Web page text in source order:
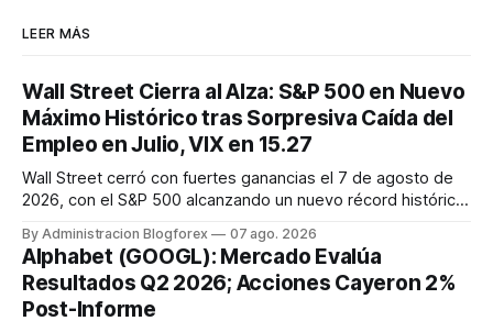
LEER MÁS
Wall Street Cierra al Alza: S&P 500 en Nuevo
Máximo Histórico tras Sorpresiva Caída del
Empleo en Julio, VIX en 15.27
Wall Street cerró con fuertes ganancias el 7 de agosto de
2026, con el S&P 500 alcanzando un nuevo récord histórico
54,036.93 y el Nasdaq Composite escaló 1.3% a 26,690.62.
El impulso provino de un informe de empleo de julio
inesperadamente ...
By Administracion Blogforex 07 ago. 2026
Alphabet (GOOGL): Mercado Evalúa
Resultados Q2 2026; Acciones Cayeron 2%
Post-Informe